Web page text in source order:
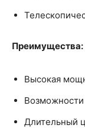
Преимущества:
Высокая
Длительный